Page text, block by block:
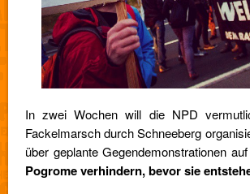
In zwei Wochen will die NPD
Fackelmarsch durch Schneeberg
über geplante Gegendemonstrationen
Pogrome verhindern, bevor sie